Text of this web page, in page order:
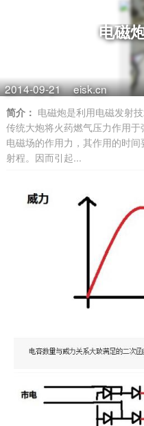
电磁
2014-09-21 eisk.cn
简介： 电磁炮是利用电磁发射
传统大炮将火药燃气压力作用
电磁场的作用力，其作用的时
射程。因而引起...